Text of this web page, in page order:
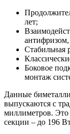
лет;
Стабильная
Боковое
монтаж
Данные
выпускаются с
миллиметров.
секции – до 196